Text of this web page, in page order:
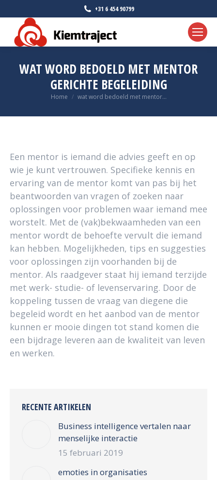
+31 6 454 90799
WAT WORD BEDOELD MET MENTOR
GERICHTE BEGELEIDING
Je bent hier:
Home wat word bedoeld met mentor…
Een mentor is iemand die advies geeft en op
wie je kunt vertrouwen. Specifieke kennis en
ervaring van de mentor komt van pas bij het
beantwoorden van vragen of zoeken naar
oplossingen voor problemen waar iemand mee
worstelt. Met de (vak)bekwaamheden van een
mentor wordt de behoefte vervult die iemand
kan hebben. Mogelijkheden, tips en suggesties
voor oplossingen zijn voorhanden bij de
mentor. Als raadgever staat hij iemand terzijde
met werk- studie- of levenservaring. Door de
koppeling tussen de vraag van diegene die
begeleid wordt en het aanbod van de mentor
kunnen er mooie dingen tot stand komen die
een bijdrage leveren aan de kwaliteit van leven
en werken.
RECENTE ARTIKELEN
Business intelligence vertalen naar
menselijke interactie
15 februari 2019
emoties in organisaties